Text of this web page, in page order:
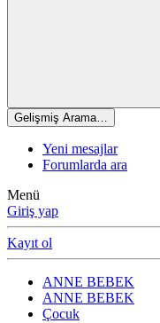
Gelişmiş Arama…
Yeni mesajlar
Forumlarda ara
Menü
Giriş yap
Kayıt ol
ANNE BEBEK
ANNE BEBEK
Çocuk